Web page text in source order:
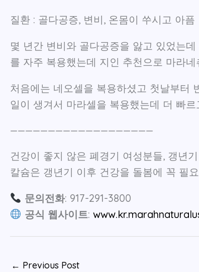
질환 : 골다공증, 변비, 온몸이 쑤시고 아픔
몇 년간 변비와 골다공증을 앓고 있었는
를 자주 복용했는데 지인 추천으로 마라
처음에는 네오셀을 복용하셨고 첫날부터
일이 생겨서 마라셀을 복용했는데 더 빠
———————————————————
건강이 좋지 않은 폐경기 여성분들, 갱년
칼슘은 갱년기 이후 건강을 돌봄에 꼭 필
문의전화: 917-291-3800
공식 웹사이트:
← Previous Post